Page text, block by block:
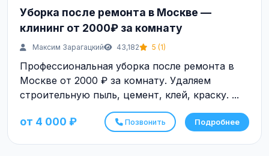
Уборка после ремонта в Москве —
клининг от 2000₽ за комнату
Максим Зарагацкий 43,182 5 (1)
Профессиональная уборка после ремонта в
Москве от 2000 ₽ за комнату. Удаляем
строительную пыль, цемент, клей, краску. ...
от 4 000 ₽ Позвонить Подробнее